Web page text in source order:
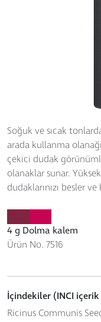
Soğuk ve sıcak
arada kullanma
çekici dudak
olanaklar sunar.
dudaklarınızı besler
4 g Dolma kalem
Ürün No. 7516
İçindekiler (INCI içerik
Ricinus Communis